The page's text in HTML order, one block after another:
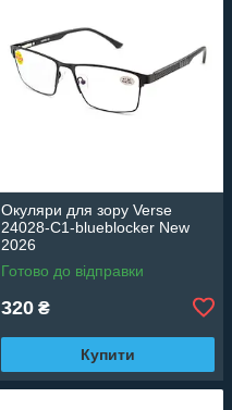
Окуляри для зору Verse
24028-C1-blueblocker New
2026
Готово до відправки
320 ₴
Купити